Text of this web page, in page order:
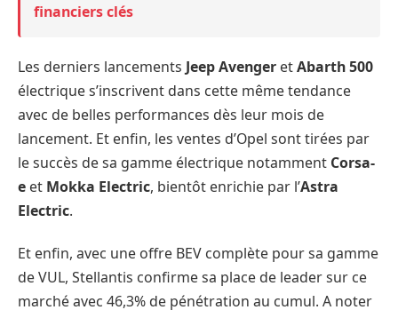
financiers clés
Les derniers lancements Jeep Avenger etAbarth 500
électrique s’inscrivent dans cette même tendance
avec de belles performances dès leur mois de
lancement. Et enfin, les ventes d’Opel sont tirées par
le succès de sa gamme électrique notamment Corsa-
e et Mokka Electric, bientôt enrichie par l’Astra
Electric.
Et enfin, avec une offre BEV complète pour sa gamme
de VUL, Stellantis confirme sa place de leader sur ce
marché avec 46,3% de pénétration au cumul. A noter